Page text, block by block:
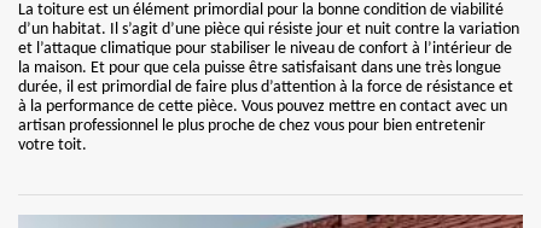
La toiture est un élément primordial pour la bonne condition de viabilité
d’un habitat. Il s’agit d’une pièce qui résiste jour et nuit contre la variation
et l’attaque climatique pour stabiliser le niveau de confort à l’intérieur de
la maison. Et pour que cela puisse être satisfaisant dans une très longue
durée, il est primordial de faire plus d’attention à la force de résistance et
à la performance de cette pièce. Vous pouvez mettre en contact avec un
artisan professionnel le plus proche de chez vous pour bien entretenir
votre toit.